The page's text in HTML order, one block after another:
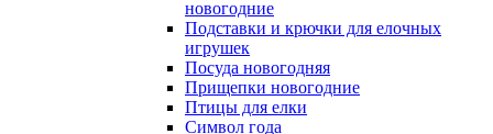
новогодние
Подставки и крючки для елочных
игрушек
Посуда новогодняя
Прищепки новогодние
Птицы для елки
Символ года